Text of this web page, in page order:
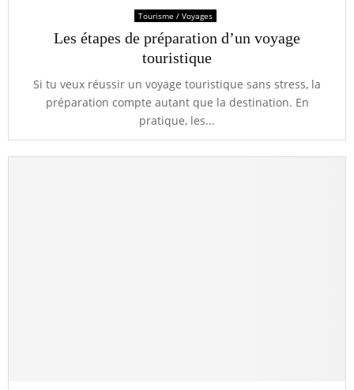
Tourisme / Voyages
Les étapes de préparation d’un voyage
touristique
Si tu veux réussir un voyage touristique sans stress, la
préparation compte autant que la destination. En
pratique, les...